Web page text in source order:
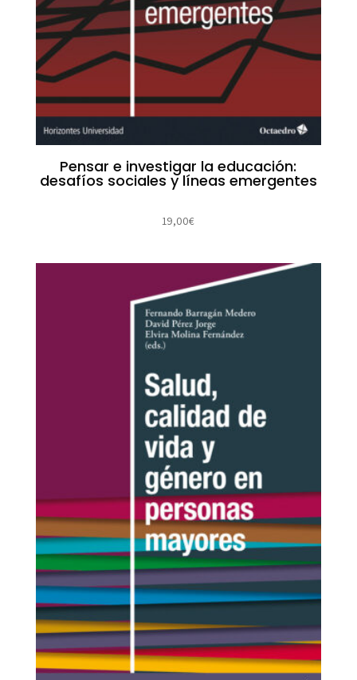
Pensar e investigar la educación:
desafíos sociales y líneas emergentes
19,00€